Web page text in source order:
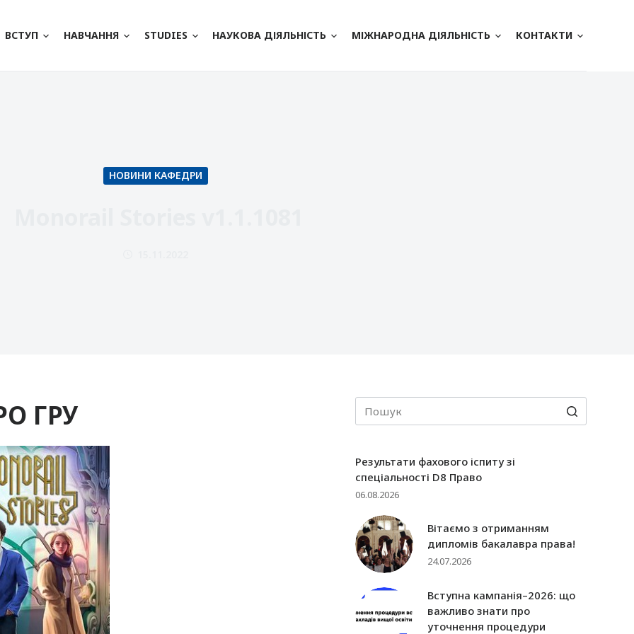
ВСТУП НАВЧАННЯ STUDIES НАУКОВА ДІЯЛЬНІСТЬ МІЖНАРОДНА ДІЯЛЬНІСТЬ КОНТАКТИ
НОВИНИ КАФЕДРИ
ГРУ
Результати фахового іспиту зі
спеціальності D8 Право
06.08.2026
Вітаємо з отриманням
дипломів бакалавра права!
24.07.2026
Вступна кампанія–2026: що
важливо знати про
уточнення процедури